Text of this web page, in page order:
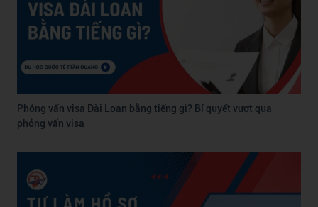
Phỏng vấn visa Đài Loan bằng tiếng gì? Bí quyết vượt qua
phỏng vấn visa